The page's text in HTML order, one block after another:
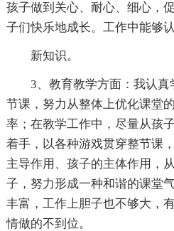
孩子做到关心、耐心、细心，
子们快乐地成长。工作中能够
新知识。
3、教育教学方面：我认
节课，努力从整体上优化课堂
率；在教学工作中，尽量从孩
着手，以各种游戏贯穿整节课
主导作用、孩子的主体作用，
子，努力形成一种和谐的课堂
丰富，工作上胆子也不够大，
情做的不到位。